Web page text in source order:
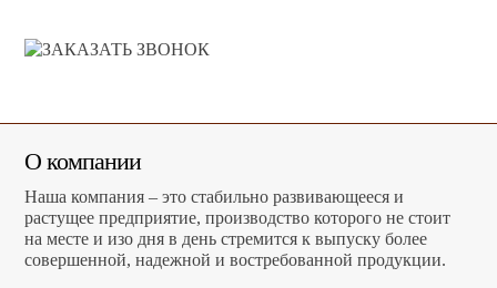
О компании
Наша компания – это стабильно развивающееся и
растущее предприятие, производство которого не стоит
на месте и изо дня в день стремится к выпуску более
совершенной, надежной и востребованной продукции.